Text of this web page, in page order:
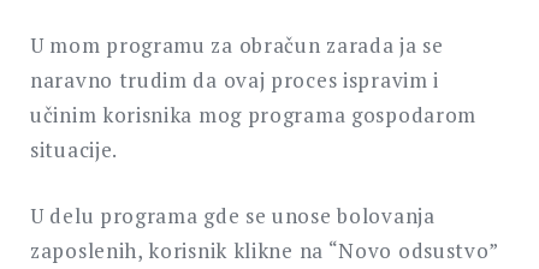
U mom programu za obračun zarada ja se
naravno trudim da ovaj proces ispravim i
učinim korisnika mog programa gospodarom
situacije.
U delu programa gde se unose bolovanja
zaposlenih, korisnik klikne na “Novo odsustvo”